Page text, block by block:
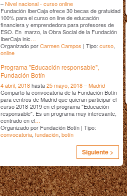
–Nivel nacional - curso online
Fundación IberCaja ofrece 30 becas de gratuidad
100% para el curso on line de educación
financiera y emprendedora para profesores de
ESO. En marzo, la Obra Social de la Fundación
IberCaja inic …
Organizado porCarmen Campos | Tipo: curso,
online
Programa "Educación responsable",
Fundación Botín
4 abril, 2018hasta25 mayo, 2018–Madrid
Comparto la convocatoria de la Fundación Botín
para centros de Madrid que quieran participar el
curso 2018-2019 en el programa "Educación
responsable". Es un programa muy interesante,
centrado en el…
Organizado por Fundación Botín | Tipo:
convocatoria, fundación, botín
Siguiente >